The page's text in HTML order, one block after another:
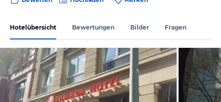
Hotelübersicht Bewertungen Bilder Fragen